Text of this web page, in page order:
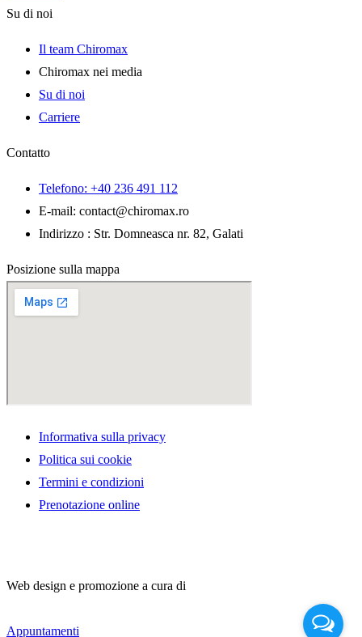
Su di noi
Il team Chiromax
Chiromax nei media
Su di noi
Carriere
Contatto
Telefono: +40 236 491 112
E-mail: contact@chiromax.ro
Indirizzo : Str. Domneasca nr. 82, Galati
Posizione sulla mappa
Informativa sulla privacy
Politica sui cookie
Termini e condizioni
Prenotazione online
Web design e promozione a cura di
Appuntamenti